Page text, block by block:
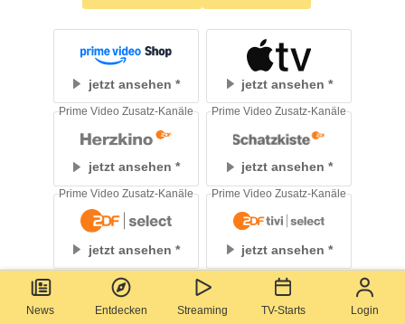
News Entdecken Streaming TV-Starts Login
jetzt ansehen jetzt ansehen
jetzt ansehen
Prime Video Zusatz-Kanäle
jetzt ansehen
Prime Video Zusatz-Kanäle
jetzt ansehen
Prime Video Zusatz-Kanäle
jetzt ansehen
Prime Video Zusatz-Kanäle
MagentaTV